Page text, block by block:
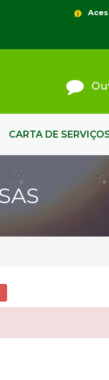
CARTA DE